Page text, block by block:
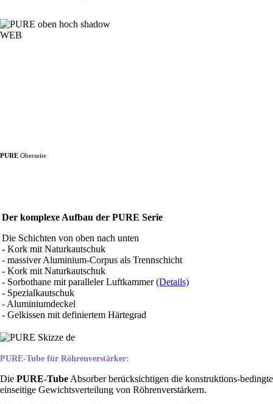
PURE Oberseite
Der komplexe Aufbau der PURE Serie
Die Schichten von oben nach unten
- Kork mit Naturkautschuk
- massiver Aluminium-Corpus als Trennschicht
- Kork mit Naturkautschuk
- Sorbothane mit paralleler Luftkammer(Details)
- Spezialkautschuk
- Aluminiumdeckel
- Gelkissen mit definiertem Härtegrad
PURE-Tube für Röhrenverstärker:
Die PURE-Tube Absorber berücksichtigen die konstruktions-bedingte
einseitige Gewichtsverteilung von Röhrenverstärkern.